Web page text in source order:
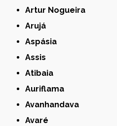
Artur Nogueira
Arujá
Aspásia
Assis
Atibaia
Auriflama
Avanhandava
Avaré